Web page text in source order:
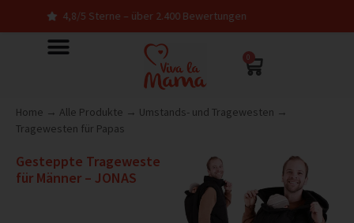
4,8/5 Sterne – über 2.400 Bewertungen
0
Home → Alle Produkte → Umstands- und Tragewesten →
Tragewesten für Papas
Gesteppte Trageweste
für Männer – JONAS